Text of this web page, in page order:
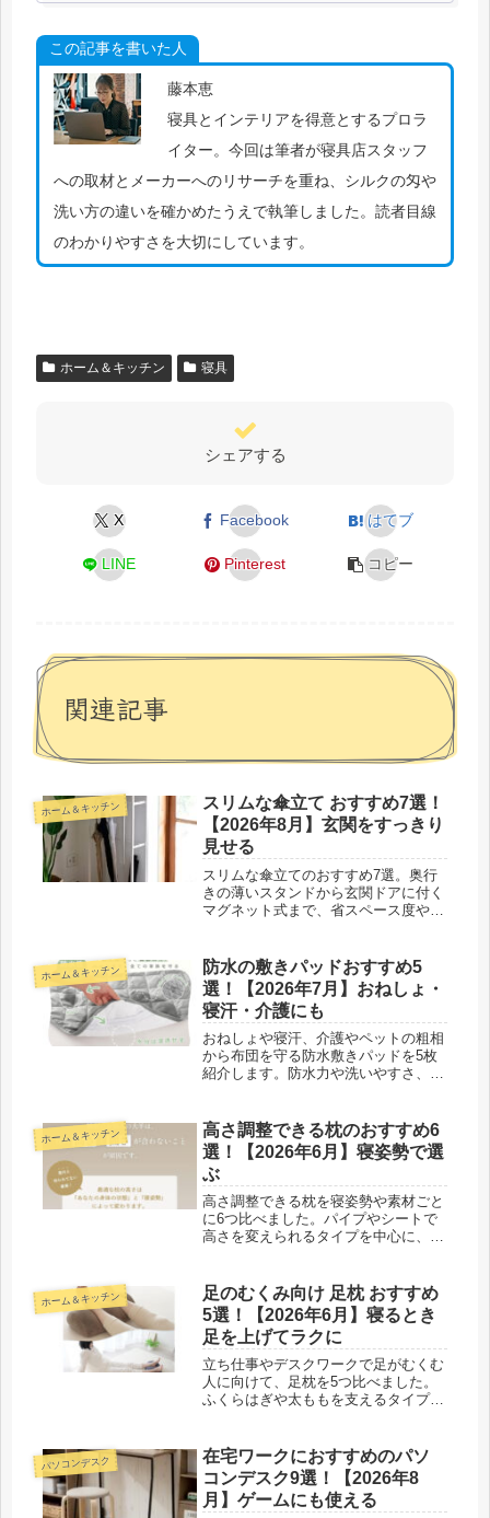
この記事を書いた人
藤本恵
寝具とインテリアを得意とするプロラ
イター。今回は筆者が寝具店スタッフ
への取材とメーカーへのリサーチを重ね、シルクの匁や
洗い方の違いを確かめたうえで執筆しました。読者目線
のわかりやすさを大切にしています。
ホーム＆キッチン 寝具
シェアする
X Facebook はてブ
LINE Pinterest コピー
関連記事
ホーム＆キッチン
スリムな傘立て おすすめ7選！
【2026年8月】玄関をすっきり
見せる
スリムな傘立てのおすすめ7選。奥行
きの薄いスタンドから玄関ドアに付く
マグネット式まで、省スペース度や倒
ホーム＆キッチン
防水の敷きパッドおすすめ5
選！【2026年7月】おねしょ・
寝汗・介護にも
おねしょや寝汗、介護やペットの粗相
から布団を守る防水敷きパッドを5枚
紹介します。防水力や洗いやすさ、ズ
ホーム＆キッチン
高さ調整できる枕のおすすめ6
選！【2026年6月】寝姿勢で選
ぶ
高さ調整できる枕を寝姿勢や素材ごと
に6つ比べました。パイプやシートで
高さを変えられるタイプを中心に、横
ホーム＆キッチン
足のむくみ向け 足枕 おすすめ
5選！【2026年6月】寝るとき
足を上げてラクに
立ち仕事やデスクワークで足がむくむ
人に向けて、足枕を5つ比べました。
ふくらはぎや太ももを支えるタイプの
パソコンデスク
在宅ワークにおすすめのパソ
コンデスク9選！【2026年8
月】ゲームにも使える